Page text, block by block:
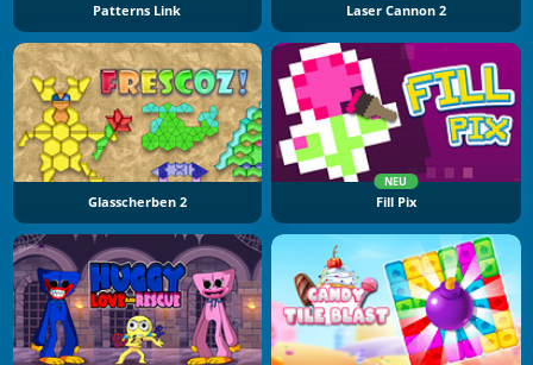
Patterns Link Laser Cannon 2
Glasscherben 2
NEU
Fill Pix